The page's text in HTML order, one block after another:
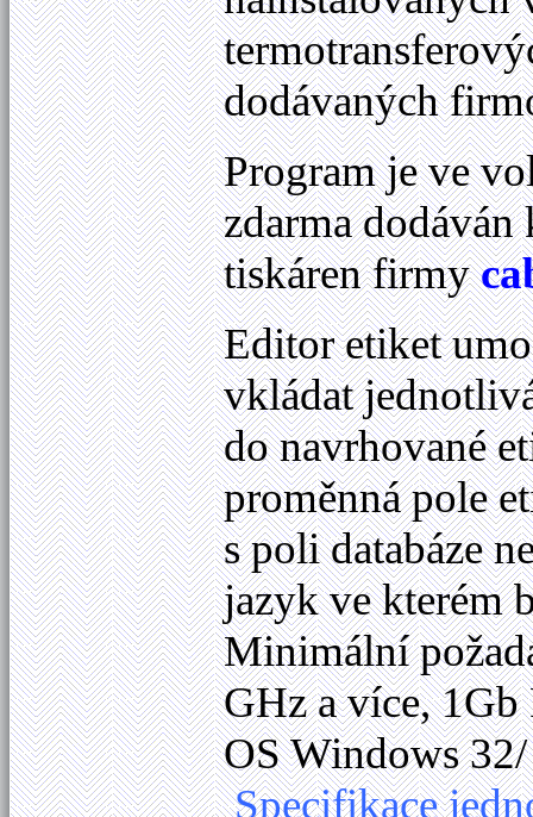
dodávaných
Program je ve
zdarma
tiskáren firmy
Editor etiket
vkládat
do navrhované
proměnná pole
s poli databáze
jazyk ve kterém
Minimální
GHz a více,
OS Windows
Specifikace